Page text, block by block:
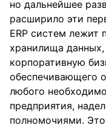
но дальнейшее
расширило эти
ERP систем лежит
хранилища
корпоративную
обеспечивающего
любого
предприятия,
полномочиями.